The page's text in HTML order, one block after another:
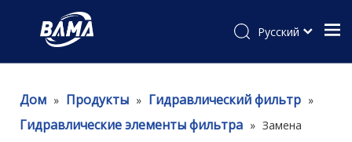
Pусский
Дом » Продукты » Гидравлический фильтр »
Гидравлические элементы фильтра » Замена